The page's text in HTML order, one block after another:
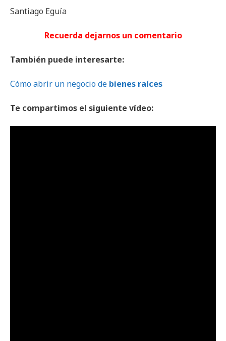
Santiago Eguía
Recuerda dejarnos un comentario
También puede interesarte:
Cómo abrir un negocio de bienes raíces
Te compartimos el siguiente vídeo: